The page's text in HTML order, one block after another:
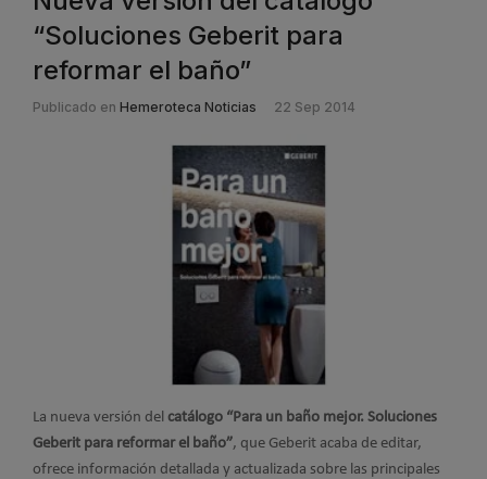
“Soluciones Geberit para
reformar el baño”
Publicado en Hemeroteca Noticias 22 Sep 2014
La nueva versión del catálogo “Para un baño mejor. Soluciones
Geberit para reformar el baño”, que Geberit acaba de editar,
ofrece información detallada y actualizada sobre las principales